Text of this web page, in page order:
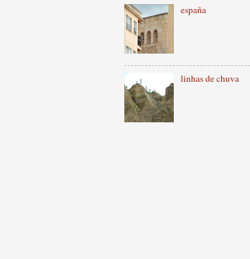
españa
linhas de chuva